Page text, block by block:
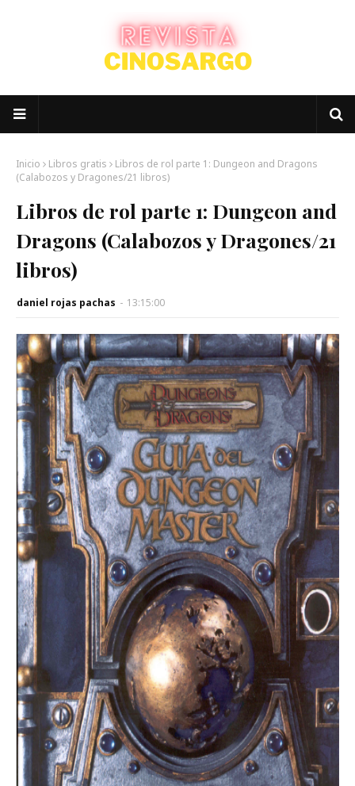
Inicio Libros gratis
Libros de rol parte 1: Dungeon and Dragons
(Calabozos y Dragones/21 libros)
Libros de rol parte 1: Dungeon and
Dragons (Calabozos y Dragones/21
libros)
daniel rojas pachas - 13:15:00